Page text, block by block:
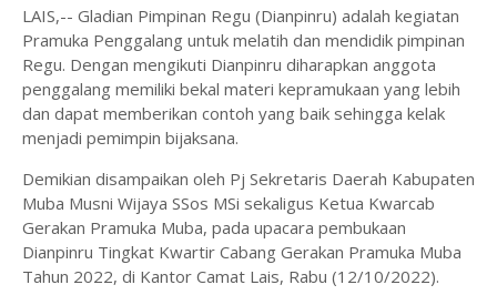
LAIS,-- Gladian Pimpinan Regu (Dianpinru) adalah kegiatan
Pramuka Penggalang untuk melatih dan mendidik pimpinan
Regu. Dengan mengikuti Dianpinru diharapkan anggota
penggalang memiliki bekal materi kepramukaan yang lebih
dan dapat memberikan contoh yang baik sehingga kelak
menjadi pemimpin bijaksana.
Demikian disampaikan oleh Pj Sekretaris Daerah Kabupaten
Muba Musni Wijaya SSos MSi sekaligus Ketua Kwarcab
Gerakan Pramuka Muba, pada upacara pembukaan
Dianpinru Tingkat Kwartir Cabang Gerakan Pramuka Muba
Tahun 2022, di Kantor Camat Lais, Rabu (12/10/2022).